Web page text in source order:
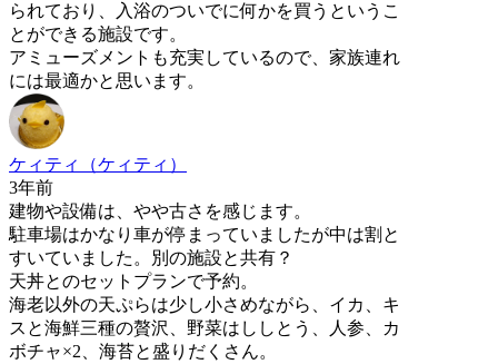
られており、入浴のついでに何かを買うというこ
とができる施設です。
アミューズメントも充実しているので、家族連れ
には最適かと思います。
ケィティ（ケィティ）
3年前
建物や設備は、やや古さを感じます。
駐車場はかなり車が停まっていましたが中は割と
すいていました。別の施設と共有？
天丼とのセットプランで予約。
海老以外の天ぷらは少し小さめながら、イカ、キ
スと海鮮三種の贅沢、野菜はししとう、人参、カ
ボチャ×2、海苔と盛りだくさん。